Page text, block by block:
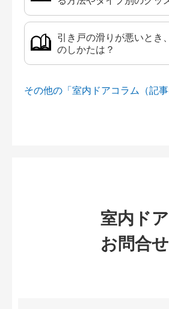
引き戸の滑りが悪いとき
のしかたは？
その他の「室内ドアコラム（記
室内ドア
お問合せ